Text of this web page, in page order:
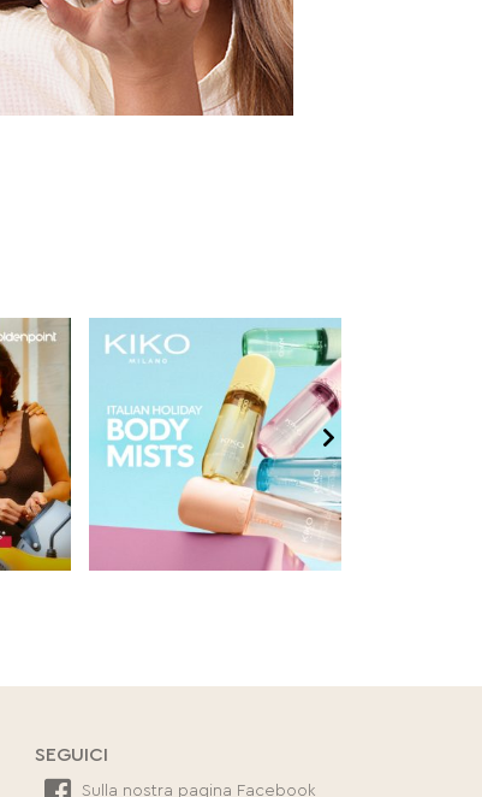
SEGUICI
Sulla nostra pagina Facebook